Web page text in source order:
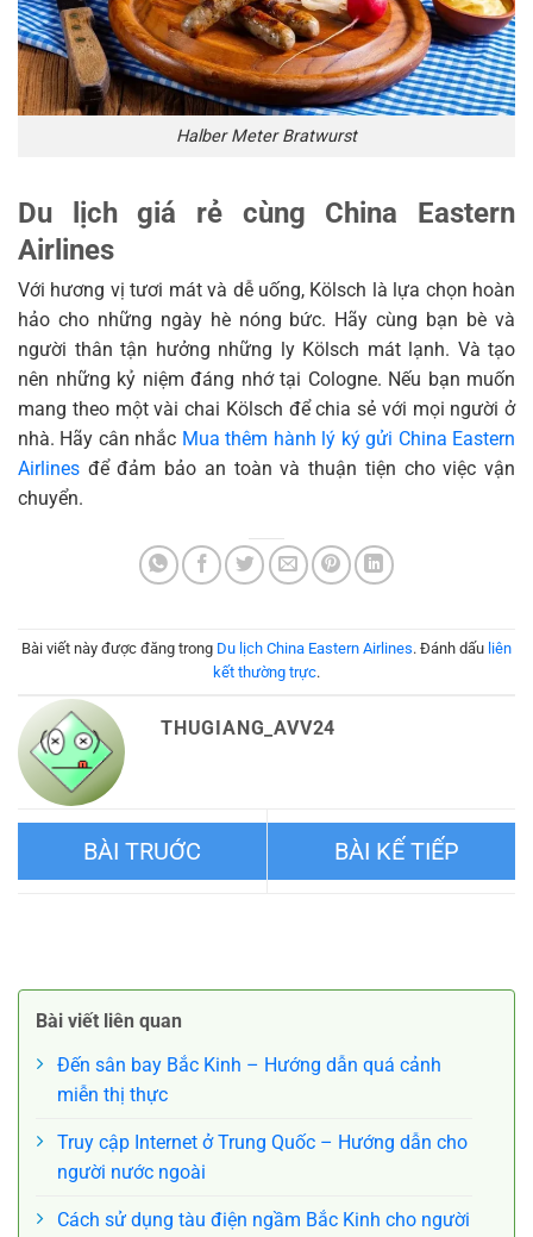
Halber Meter Bratwurst
Du lịch giá rẻ cùng China Eastern
Airlines
Với hương vị tươi mát và dễ uống, Kölsch là lựa chọn hoàn
hảo cho những ngày hè nóng bức. Hãy cùng bạn bè và
người thân tận hưởng những ly Kölsch mát lạnh. Và tạo
nên những kỷ niệm đáng nhớ tại Cologne. Nếu bạn muốn
mang theo một vài chai Kölsch để chia sẻ với mọi người ở
nhà. Hãy cân nhắc Mua thêm hành lý ký gửi China Eastern
Airlines để đảm bảo an toàn và thuận tiện cho việc vận
chuyển.
Bài viết này được đăng trong Du lịch China Eastern Airlines. Đánh dấu liên
kết thường trực.
THUGIANG_AVV24
thành phố
Bài viết liên quan
Đến sân bay Bắc Kinh – Hướng dẫn quá cảnh
miễn thị thực
Truy cập Internet ở Trung Quốc – Hướng dẫn cho
người nước ngoài
Cách sử dụng tàu điện ngầm Bắc Kinh cho người